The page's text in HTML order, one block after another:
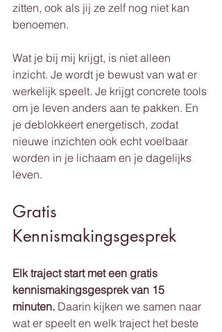
zitten, ook als jij ze zelf nog niet kan
benoemen.
Wat je bij mij krijgt, is niet alleen
inzicht. Je wordt je bewust van wat er
werkelijk speelt. Je krijgt concrete tools
om je leven anders aan te pakken. En
je deblokkeert energetisch, zodat
nieuwe inzichten ook echt voelbaar
worden in je lichaam en je dagelijks
leven.
Gratis
Kennismakingsgesprek
Elk traject start met een gratis
kennismakingsgesprek van 15
minuten. Daarin kijken we samen naar
wat er speelt en welk traject het beste